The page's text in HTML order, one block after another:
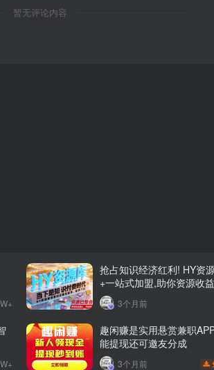
暂无评论内容
抢占知识经济红利! HY资
+一站式加盟,助你资源收
3个月前
趣闲赚是实用悬赏兼职
能提现还可邀友分成
3个月前